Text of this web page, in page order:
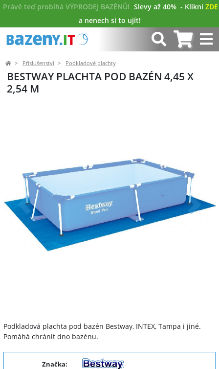
Právě teď probíhá VÝPRODEJ BAZÉNŮ! Slevy až 40% - Klikni ZDE
a nenech si to ujít!
Příslušenství Podkladové plachty
BESTWAY PLACHTA POD BAZÉN 4,45 X
2,54 M
Předchozí Další
Podkladová plachta pod bazén Bestway, INTEX, Tampa i jiné.
Pomáhá chránit dno bazénu.
Značka: